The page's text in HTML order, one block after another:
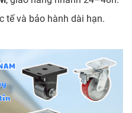
tế và bảo hành dài hạn.